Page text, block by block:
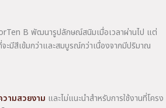
B พัฒนารูปลักษณ์สนิมเมื่อเวลาผ่านไป แต่
ะมีสีเข้มกว่าและสมบูรณ์กว่าเนื่องจากมีปริมาณ
วามสวยงาม และไม่แนะนำสำหรับการใช้งานที่โครง